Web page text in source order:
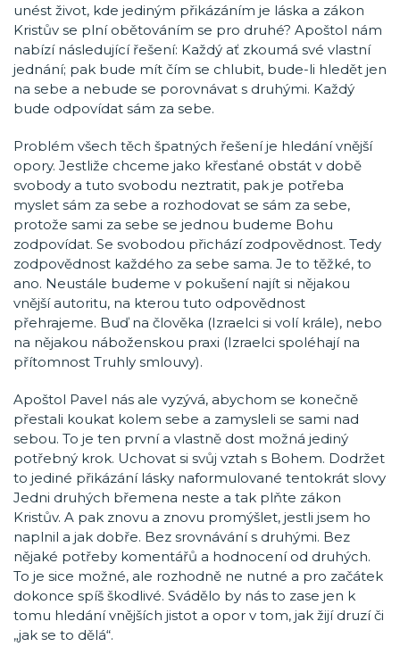
unést život, kde jediným přikázáním je láska a zákon
Kristův se plní obětováním se pro druhé? Apoštol nám
nabízí následující řešení: Každý ať zkoumá své vlastní
jednání; pak bude mít čím se chlubit, bude-li hledět jen
na sebe a nebude se porovnávat s druhými. Každý
bude odpovídat sám za sebe.
Problém všech těch špatných řešení je hledání vnější
opory. Jestliže chceme jako křesťané obstát v době
svobody a tuto svobodu neztratit, pak je potřeba
myslet sám za sebe a rozhodovat se sám za sebe,
protože sami za sebe se jednou budeme Bohu
zodpovídat. Se svobodou přichází zodpovědnost. Tedy
zodpovědnost každého za sebe sama. Je to těžké, to
ano. Neustále budeme v pokušení najít si nějakou
vnější autoritu, na kterou tuto odpovědnost
přehrajeme. Buď na člověka (Izraelci si volí krále), nebo
na nějakou náboženskou praxi (Izraelci spoléhají na
přítomnost Truhly smlouvy).
Apoštol Pavel nás ale vyzývá, abychom se konečně
přestali koukat kolem sebe a zamysleli se sami nad
sebou. To je ten první a vlastně dost možná jediný
potřebný krok. Uchovat si svůj vztah s Bohem. Dodržet
to jediné přikázání lásky naformulované tentokrát slovy
Jedni druhých břemena neste a tak plňte zákon
Kristův. A pak znovu a znovu promýšlet, jestli jsem ho
naplnil a jak dobře. Bez srovnávání s druhými. Bez
nějaké potřeby komentářů a hodnocení od druhých.
To je sice možné, ale rozhodně ne nutné a pro začátek
dokonce spíš škodlivé. Svádělo by nás to zase jen k
tomu hledání vnějších jistot a opor v tom, jak žijí druzí či
„jak se to dělá“.